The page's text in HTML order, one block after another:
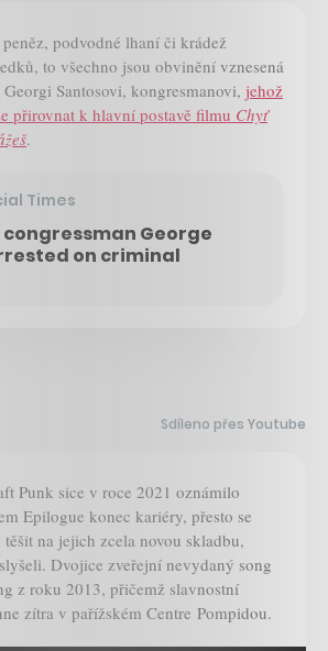
podvodné lhaní či krádež
to všechno jsou obvinění vznesená
Santosovi, kongresmanovi, jehož
přirovnat k hlavní postavě filmu Chyť
.
Times
congressman George
on criminal
Sdíleno přes Youtube
Punk sice v roce 2021 oznámilo
Epilogue konec kariéry, přesto se
na jejich zcela novou skladbu,
Dvojice zveřejní nevydaný song
z roku 2013, přičemž slavnostní
zítra v pařížském Centre Pompidou.